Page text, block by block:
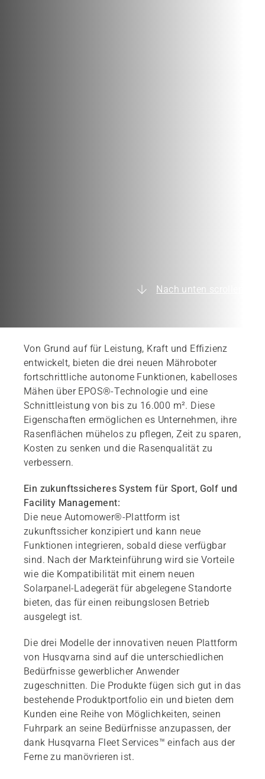
Nach unten scrollen
Von Grund auf für Leistung, Kraft und Effizienz
entwickelt, bieten die drei neuen Mähroboter
fortschrittliche autonome Funktionen, kabelloses
Mähen über EPOS®-Technologie und eine
Schnittleistung von bis zu 16.000 m². Diese
Eigenschaften ermöglichen es Unternehmen, ihre
Rasenflächen mühelos zu pflegen, Zeit zu sparen,
Kosten zu senken und die Rasenqualität zu
verbessern.
Ein zukunftssicheres System für Sport, Golf und
Facility Management:
Die neue Automower®-Plattform ist
zukunftssicher konzipiert und kann neue
Funktionen integrieren, sobald diese verfügbar
sind. Nach der Markteinführung wird sie Vorteile
wie die Kompatibilität mit einem neuen
Solarpanel-Ladegerät für abgelegene Standorte
bieten, das für einen reibungslosen Betrieb
ausgelegt ist.
Die drei Modelle der innovativen neuen Plattform
von Husqvarna sind auf die unterschiedlichen
Bedürfnisse gewerblicher Anwender
zugeschnitten. Die Produkte fügen sich gut in das
bestehende Produktportfolio ein und bieten dem
Kunden eine Reihe von Möglichkeiten, seinen
Fuhrpark an seine Bedürfnisse anzupassen, der
dank Husqvarna Fleet Services™ einfach aus der
Ferne zu manövrieren ist.